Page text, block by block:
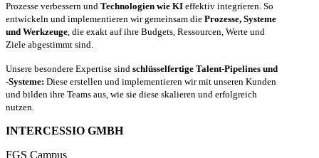
Prozesse verbessern und Technologien wie KI effektiv integrieren. So
entwickeln und implementieren wir gemeinsam die Prozesse, Systeme
und Werkzeuge, die exakt auf ihre Budgets, Ressourcen, Werte und
Ziele abgestimmt sind.
Unsere besondere Expertise sind schlüsselfertige Talent-Pipelines und
-Systeme: Diese erstellen und implementieren wir mit unseren Kunden
und bilden ihre Teams aus, wie sie diese skalieren und erfolgreich
nutzen.
INTERCESSIO GMBH
FGS Campus